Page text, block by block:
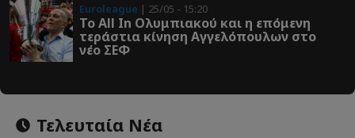
Euroleague | 25/05 - 15:20
Το All In Ολυμπιακού και η επόμενη
τεράστια κίνηση Αγγελόπουλων στο
νέο ΣΕΦ
Τελευταία Νέα